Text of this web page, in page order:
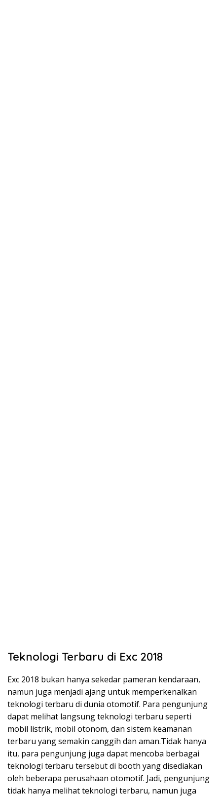
Teknologi Terbaru di Exc 2018
Exc 2018 bukan hanya sekedar pameran kendaraan,
namun juga menjadi ajang untuk memperkenalkan
teknologi terbaru di dunia otomotif. Para pengunjung
dapat melihat langsung teknologi terbaru seperti
mobil listrik, mobil otonom, dan sistem keamanan
terbaru yang semakin canggih dan aman.Tidak hanya
itu, para pengunjung juga dapat mencoba berbagai
teknologi terbaru tersebut di booth yang disediakan
oleh beberapa perusahaan otomotif. Jadi, pengunjung
tidak hanya melihat teknologi terbaru, namun juga